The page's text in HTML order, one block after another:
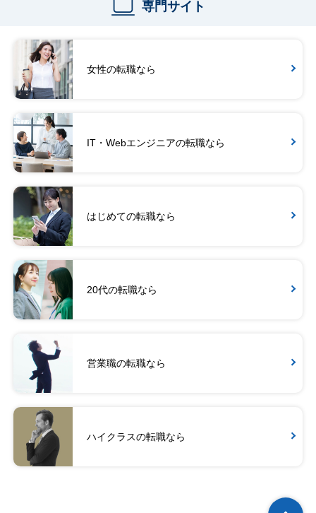
専門サイト
女性の転職なら
IT・Webエンジニアの転職なら
はじめての転職なら
20代の転職なら
営業職の転職なら
ハイクラスの転職なら